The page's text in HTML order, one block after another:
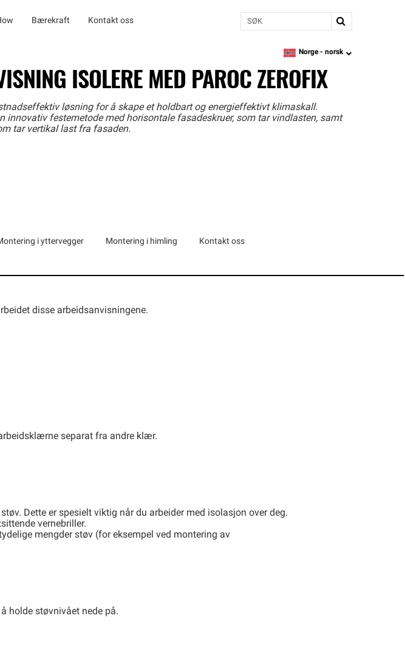
Bærekraft Kontakt oss Søk
language
Norge - norsk
ISOLERE MED PAROC ZEROFIX
løsning for å skape et holdbart og energieffektivt klimaskall.
innovativ festemetode med horisontale fasadeskruer, som tar vindlasten, samt
tar vertikal last fra fasaden.
i yttervegger Montering i himling Kontakt oss
disse arbeidsanvisningene.
separat fra andre klær.
Dette er spesielt viktig når du arbeider med isolasjon over deg.
vernebriller.
mengder støv (for eksempel ved montering av
holde støvnivået nede på.